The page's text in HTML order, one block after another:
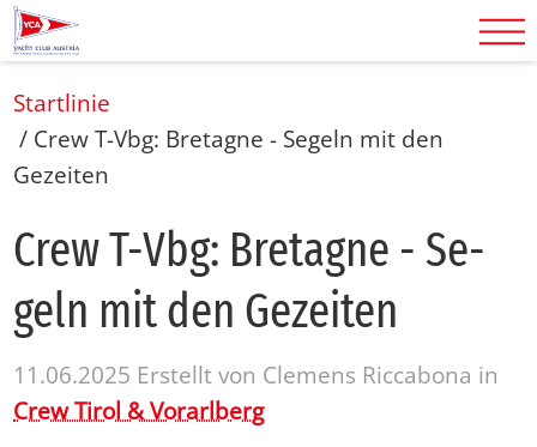
Startlinie
/ Crew T-Vbg: Bretagne - Segeln mit den
Gezeiten
Crew T-Vbg: Bre­ta­gne - Se­
geln mit den Ge­zei­ten
11.06.2025 Erstellt von Clemens Riccabona in
Crew Tirol & Vorarlberg